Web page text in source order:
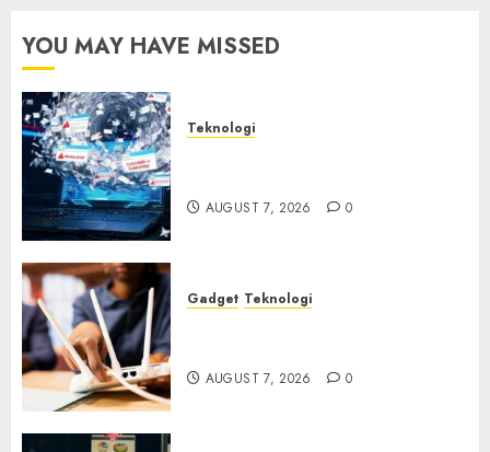
YOU MAY HAVE MISSED
Teknologi
AUGUST 7, 2026 0
Gadget Teknologi
AUGUST 7, 2026 0